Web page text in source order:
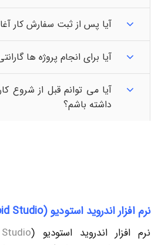
آیا پس از ثبت سفارش کار
آیا برای انجام پروژه ها
آیا می توانم قبل از شروع
داشته باشم؟
نرم افزار اندروید استودیو (Android Studio)
نرم افزار اندروید استودیو (